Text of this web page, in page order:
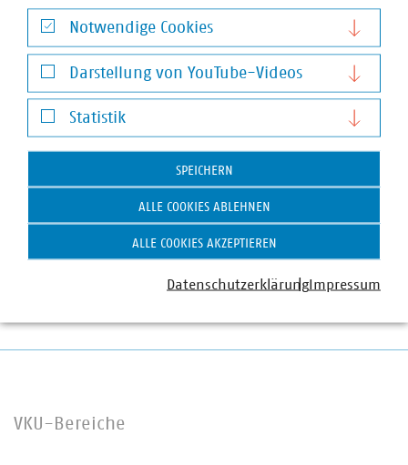
Dr. Tobias Bringmann
Geschäftsführer
lg-bw(at)vku(dot)de
VKU-Bereiche
Notwendige Cookies
Notwendige Cookies
Darstellung von YouTube-Videos
Darstellung von YouTube-Videos
Statistik
Statistik
SPEICHERN
ALLE COOKIES ABLEHNEN
ALLE COOKIES AKZEPTIEREN
DatenschutzerklärungImpressum